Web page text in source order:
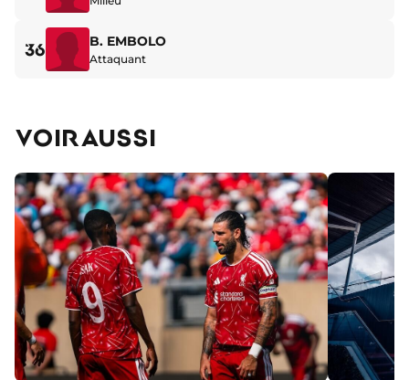
36 B. EMBOLO
Attaquant
VOIR AUSSI